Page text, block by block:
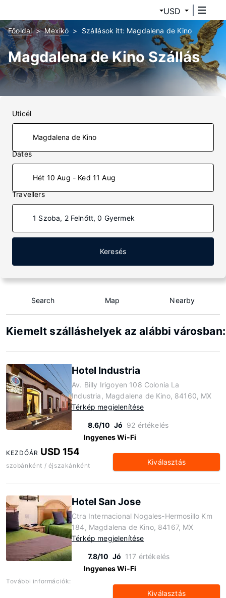
USD
Főoldal Mexikó Szállások itt: Magdalena de Kino
Magdalena de Kino Szállás
Uticél
Dates
Hét 10 Aug - Ked 11 Aug
Travellers
1 Szoba, 2 Felnőtt, 0 Gyermek
Keresés
Search Map Nearby
Kiemelt szálláshelyek az alábbi
Hotel Industria
Av. Billy Irigoyen 108 Colonia La
Industria, Magdalena de Kino, 84160, MX
Térkép megjelenítése
8.6/10 Jó 92 értékelés
Ingyenes Wi-Fi
KEZDŐÁR USD 154
szobánként / éjszakánként Kiválasztás
Hotel San Jose
Ctra Internacional Nogales-Hermosillo Km
184, Magdalena de Kino, 84167, MX
Térkép megjelenítése
7.8/10 Jó 117 értékelés
Ingyenes Wi-Fi
További információk:
Kiválasztás